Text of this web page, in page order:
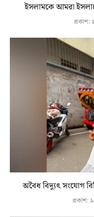
ইসলামকে আমরা
প্রকাশ:
অবৈধ বিদ্যুৎ সংযোগ
প্রকাশ: